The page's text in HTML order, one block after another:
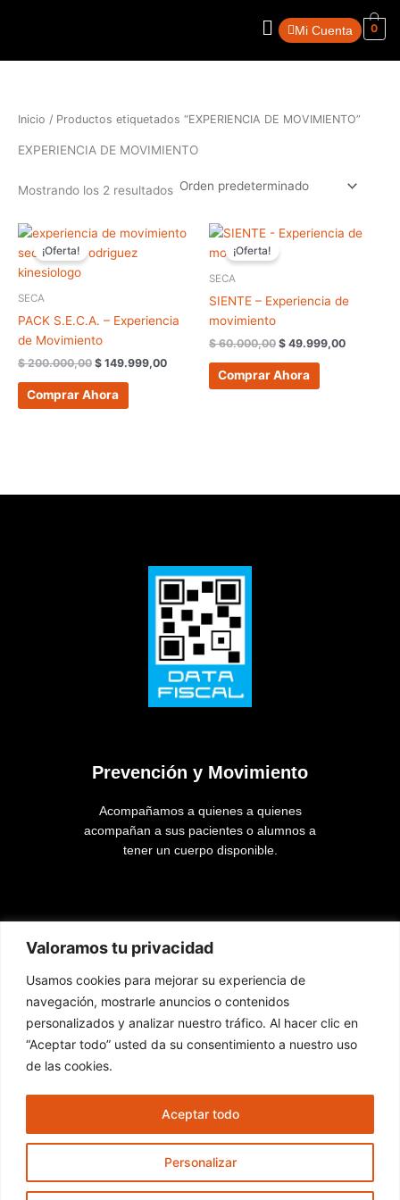
Valoramos tu privacidad
Usamos cookies para mejorar su experiencia de
navegación, mostrarle anuncios o contenidos
personalizados y analizar nuestro tráfico. Al hacer clic en
“Aceptar todo” usted da su consentimiento a nuestro uso
de las cookies.
Personalizar
Aceptar todo
MenúMi Cuenta 0
Inicio / Productos etiquetados “EXPERIENCIA DE MOVIMIENTO”
EXPERIENCIA DE MOVIMIENTO
Mostrando los 2 resultados
¡Oferta!
SECA
PACK S.E.C.A. – Experiencia
de Movimiento
$200.000,00
El
original
$ 149.999,00
El
$ 149.999,00.
Comprar Ahora
¡Oferta!
SECA
SIENTE – Experiencia de
movimiento
$60.000,00
El
precio
$ 49.999,00
El
Comprar Ahora
Prevención y Movimiento
Acompañamos a quienes a quienes
acompañan a sus pacientes o alumnos a
tener un cuerpo disponible.
Lista de páginas
Inicio
Cursos
Contacto
Nuestras redes
F
c
I
s
Y
o
u